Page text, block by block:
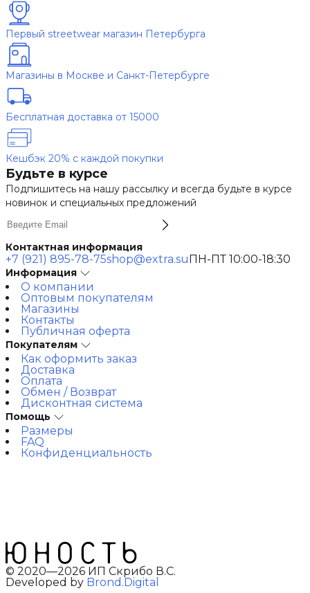
Первый streetwear магазин Петербурга
Магазины в Москве и Санкт-Петербурге
Бесплатная доставка от 15000
Кешбэк 20% с каждой покупки
Будьте в курсе
Подпишитесь на нашу рассылку и всегда будьте в курсе
новинок и специальных предложений
Контактная информация
+7 (921) 895-78-75shop@extra.suПН-ПТ 10:00-18:30
Информация
О компании
Оптовым покупателям
Магазины
Контакты
Публичная оферта
Покупателям
Как оформить заказ
Доставка
Оплата
Обмен / Возврат
Дисконтная система
Помощь
Размеры
FAQ
Конфиденциальность
© 2020—2026 ИП Скрибо В.С.
Developed by Brond.Digital